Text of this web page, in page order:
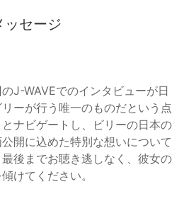
ッセージ
J-WAVEでのインタビューが日
ーが行う唯一のものだという点
ナビゲートし、ビリーの日本の
開に込めた特別な想いについて
後までお聴き逃しなく、彼女の
けてください。